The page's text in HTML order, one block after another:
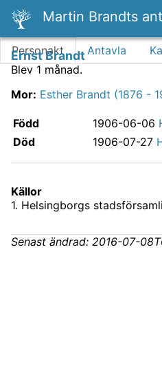
Martin Brandts
Personakt Antavla
Ernst Brandt
Blev 1 månad.
Mor: Esther Brandt (1876 -
Född 1906-06-06
Död 1906-07-27
Källor
1. Helsingborgs
Senast ändrad: 2016-07-